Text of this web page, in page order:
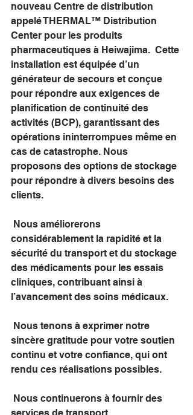
nouveau Centre de distribution
appelé THERMAL™ Distribution
Center pour les produits
pharmaceutiques à Heiwajima.  Cette
installation est équipée d’un
générateur de secours et conçue
pour répondre aux exigences de
planification de continuité des
activités (BCP), garantissant des
opérations ininterrompues même en
cas de catastrophe. Nous
proposons des options de stockage
pour répondre à divers besoins des
clients.
considérablement la rapidité et la
sécurité du transport et du stockage
des médicaments pour les essais
cliniques, contribuant ainsi à
l’avancement des soins médicaux.
sincère gratitude pour votre soutien
continu et votre confiance, qui ont
rendu ces réalisations possibles.